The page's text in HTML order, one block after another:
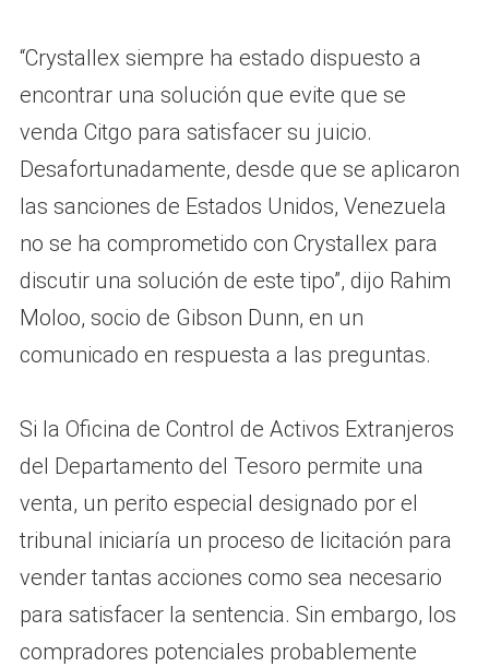
“Crystallex siempre ha estado dispuesto a
encontrar una solución que evite que se
venda Citgo para satisfacer su juicio.
Desafortunadamente, desde que se aplicaron
las sanciones de Estados Unidos, Venezuela
no se ha comprometido con Crystallex para
discutir una solución de este tipo”, dijo Rahim
Moloo, socio de Gibson Dunn, en un
comunicado en respuesta a las preguntas.
Si la Oficina de Control de Activos Extranjeros
del Departamento del Tesoro permite una
venta, un perito especial designado por el
tribunal iniciaría un proceso de licitación para
vender tantas acciones como sea necesario
para satisfacer la sentencia. Sin embargo, los
compradores potenciales probablemente